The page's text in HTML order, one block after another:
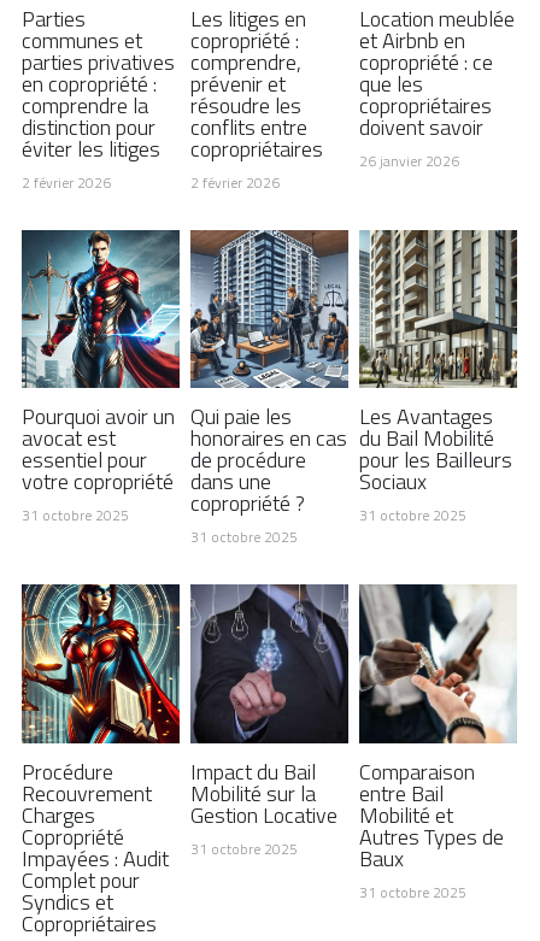
Parties
communes et
parties privatives
en copropriété :
comprendre la
distinction pour
éviter les litiges
2 février 2026
Les litiges en
copropriété :
comprendre,
prévenir et
résoudre les
conflits entre
copropriétaires
2 février 2026
Location meublée
et Airbnb en
copropriété : ce
que les
copropriétaires
doivent savoir
26 janvier 2026
Pourquoi avoir un
avocat est
essentiel pour
votre copropriété
31 octobre 2025
Qui paie les
honoraires en cas
de procédure
dans une
copropriété ?
31 octobre 2025
Les Avantages
du Bail Mobilité
pour les Bailleurs
Sociaux
31 octobre 2025
Procédure
Recouvrement
Charges
Copropriété
Impayées : Audit
Complet pour
Syndics et
Copropriétaires
Impact du Bail
Mobilité sur la
Gestion Locative
31 octobre 2025
Comparaison
entre Bail
Mobilité et
Autres Types de
Baux
31 octobre 2025